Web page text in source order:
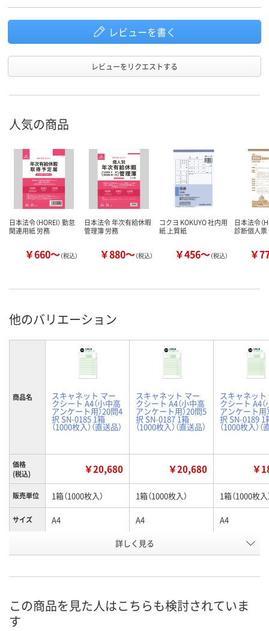
レビューを書く
レビューをリクエストする
人気の商品
日本法令（HOREI） 勤怠
関連用紙 労務
￥660～（税込）
日本法令 年次有給休暇
管理簿 労務
￥880～（税込）
コクヨ KOKUYO 社内用
紙 上質紙
￥456～（税込）
日本法令（
診断個人票
￥
他のバリエーション
商品名 スキャネット マー
クシート A4（小中高
アンケート用）20問4
択 SN-0185 1箱
（1000枚入）（直送品）
スキャネット マー
クシート A4（小中高
アンケート用）20問5
択 SN-0187 1箱
（1000枚入）（直送品）
スキャネット
クシート A4
アンケート用
択 SN-0189 1
（1000枚入）（
価格
(税込)
￥20,680 ￥20,680 ￥
販売単位 1箱（1000枚入） 1箱（1000枚入） 1箱（1000枚入
サイズ A4 A4 A4
20問5択 40問4択
号
お届け日
詳しく見る
この商品を見た人はこちらも検討されていま
す